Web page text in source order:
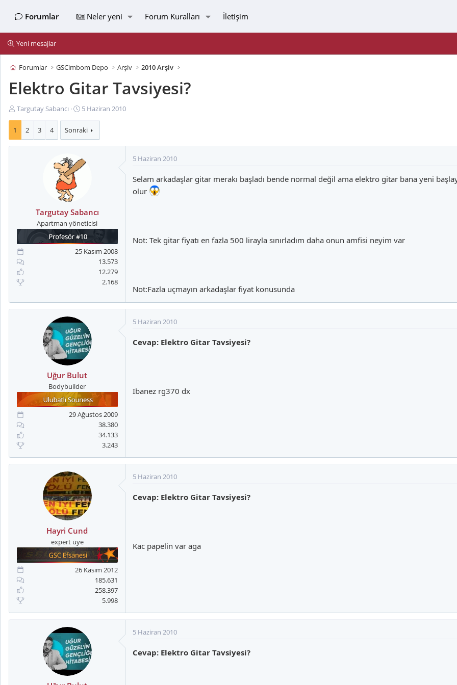
Forumlar Neler yeni Forum Kuralları İletişim
Yeni mesajlar
Forumlar GSCimbom Depo Arşiv 2010 Arşiv
Elektro Gitar Tavsiyesi?
K
o
u
a
n
Targutay Sabancı
B
ş
l
n
g
a
r
i
h
i
5 Haziran 2010
1 2 3 4 Sonraki
Targutay Sabancı
Apartman yöneticisi
25 Kasım 2008
13.573
12.279
2.168
5 Haziran 2010
Selam arkadaşlar gitar merakı başladı bende normal değil ama elektro gitar bana yeni
olur
Not: Tek gitar fiyatı en fazla 500 lirayla sınırladım daha onun amfisi neyim var
Not:Fazla uçmayın arkadaşlar fiyat konusunda
Uğur Bulut
Bodybuilder
29 Ağustos 2009
38.380
34.133
3.243
5 Haziran 2010
Cevap: Elektro Gitar Tavsiyesi?
Ibanez rg370 dx
Hayri Cund
expert üye
26 Kasım 2012
185.631
258.397
5.998
5 Haziran 2010
Cevap: Elektro Gitar Tavsiyesi?
Kac papelin var aga
5 Haziran 2010
Cevap: Elektro Gitar Tavsiyesi?